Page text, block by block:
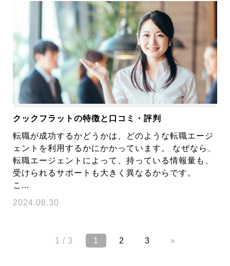
クックフラットの特徴と口コミ・評判
転職が成功するかどうかは、どのような転職エージ
ェントを利用するかにかかっています。 なぜなら、
転職エージェントによって、持っている情報量も、
受けられるサポートも大きく異なるからです。
こ...
2024.08.30
1 / 3 1 2 3 »